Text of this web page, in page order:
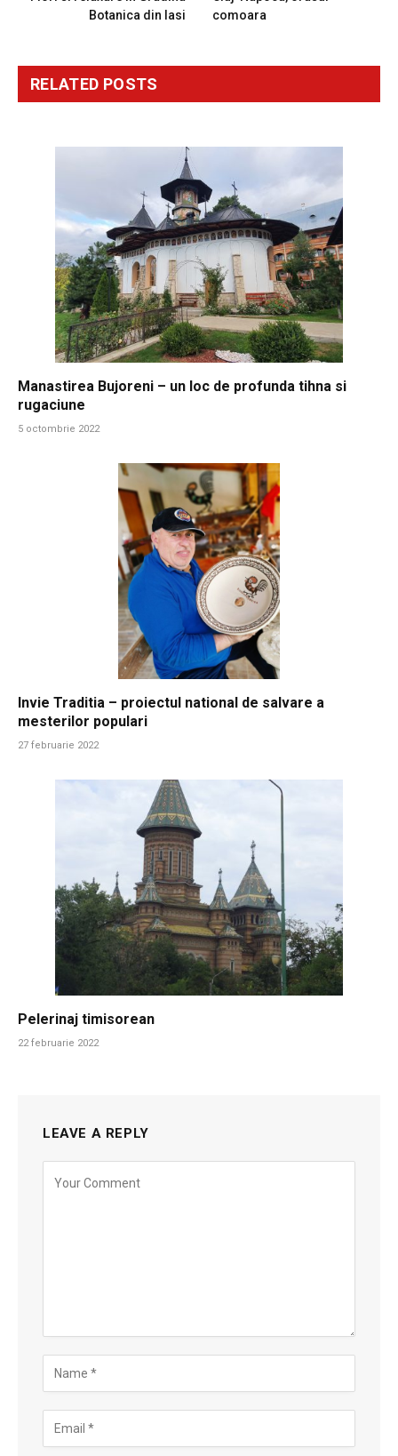
Botanica din Iasi
comoara
RELATED POSTS
Manastirea Bujoreni – un loc de profunda tihna si
rugaciune
5 octombrie 2022
Invie Traditia – proiectul national de salvare a
mesterilor populari
27 februarie 2022
Pelerinaj timisorean
22 februarie 2022
LEAVE A REPLY